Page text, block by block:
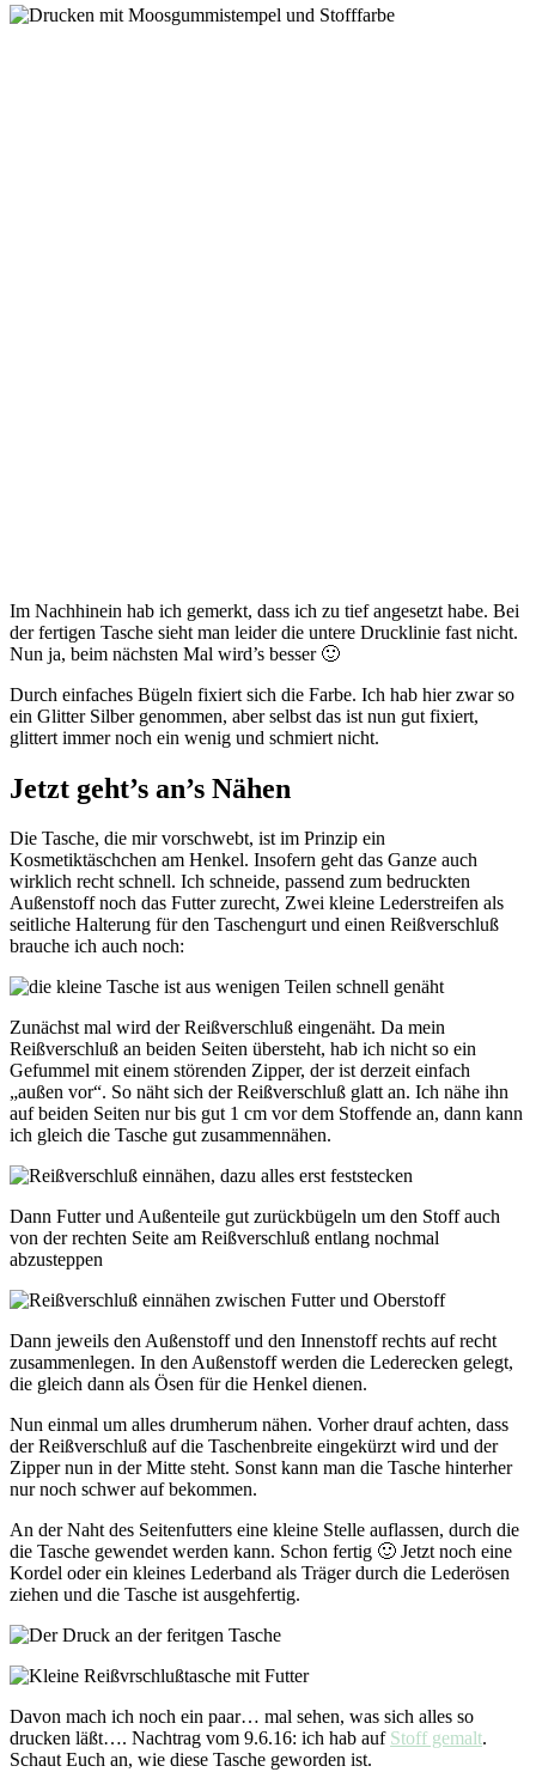
Im Nachhinein hab ich gemerkt, dass ich zu tief angesetzt habe. Bei
der fertigen Tasche sieht man leider die untere Drucklinie fast nicht.
Nun ja, beim nächsten Mal wird’s besser 🙂
Durch einfaches Bügeln fixiert sich die Farbe. Ich hab hier zwar so
ein Glitter Silber genommen, aber selbst das ist nun gut fixiert,
glittert immer noch ein wenig und schmiert nicht.
Jetzt geht’s an’s Nähen
Die Tasche, die mir vorschwebt, ist im Prinzip ein
Kosmetiktäschchen am Henkel. Insofern geht das Ganze auch
wirklich recht schnell. Ich schneide, passend zum bedruckten
Außenstoff noch das Futter zurecht, Zwei kleine Lederstreifen als
seitliche Halterung für den Taschengurt und einen Reißverschluß
brauche ich auch noch:
Zunächst mal wird der Reißverschluß eingenäht. Da mein
Reißverschluß an beiden Seiten übersteht, hab ich nicht so ein
Gefummel mit einem störenden Zipper, der ist derzeit einfach
„außen vor“. So näht sich der Reißverschluß glatt an. Ich nähe ihn
auf beiden Seiten nur bis gut 1 cm vor dem Stoffende an, dann kann
ich gleich die Tasche gut zusammennähen.
Dann Futter und Außenteile gut zurückbügeln um den Stoff auch
von der rechten Seite am Reißverschluß entlang nochmal
abzusteppen
Dann jeweils den Außenstoff und den Innenstoff rechts auf recht
zusammenlegen. In den Außenstoff werden die Lederecken gelegt,
die gleich dann als Ösen für die Henkel dienen.
Nun einmal um alles drumherum nähen. Vorher drauf achten, dass
der Reißverschluß auf die Taschenbreite eingekürzt wird und der
Zipper nun in der Mitte steht. Sonst kann man die Tasche hinterher
nur noch schwer auf bekommen.
An der Naht des Seitenfutters eine kleine Stelle auflassen, durch die
die Tasche gewendet werden kann. Schon fertig 🙂 Jetzt noch eine
Kordel oder ein kleines Lederband als Träger durch die Lederösen
ziehen und die Tasche ist ausgehfertig.
Davon mach ich noch ein paar… mal sehen, was sich alles so
drucken läßt…. Nachtrag vom 9.6.16: ich hab auf Stoff gemalt.
Schaut Euch an, wie diese Tasche geworden ist.